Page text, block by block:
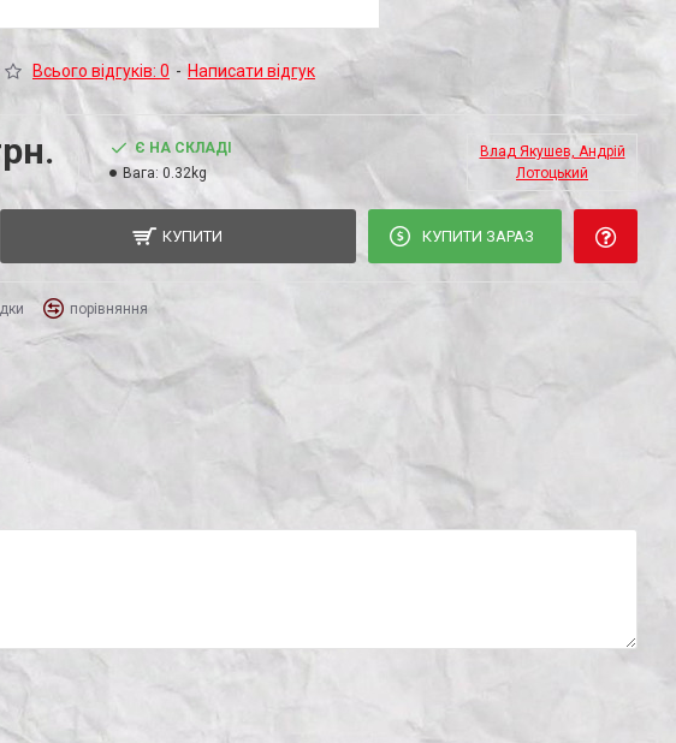
Всього відгуків: 0 - Написати відгук
Є НА СКЛАДІ
Вага: 0.32kg
Влад Якушев, Андрій
Лотоцький
КУПИТИ КУПИТИ ЗАРАЗ
порівняння